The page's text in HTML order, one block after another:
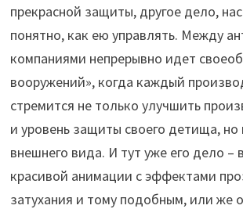
прекрасной защиты, другое дело,
понятно, как ею управлять. Между
компаниями непрерывно идет
вооружений», когда каждый
стремится не только улучшить
и уровень защиты своего детища, но
внешнего вида. И тут уже его дело –
красивой анимации с эффектами
затухания и тому подобным, или же